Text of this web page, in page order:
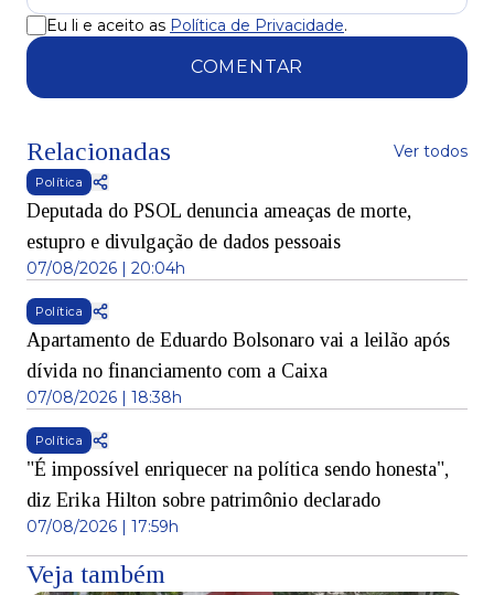
Eu li e aceito as Política de Privacidade.
COMENTAR
Relacionadas Ver todos
Política
Deputada do PSOL denuncia ameaças de morte,
estupro e divulgação de dados pessoais
07/08/2026 | 20:04h
Política
Apartamento de Eduardo Bolsonaro vai a leilão após
dívida no financiamento com a Caixa
07/08/2026 | 18:38h
Política
"É impossível enriquecer na política sendo honesta",
diz Erika Hilton sobre patrimônio declarado
07/08/2026 | 17:59h
Veja também